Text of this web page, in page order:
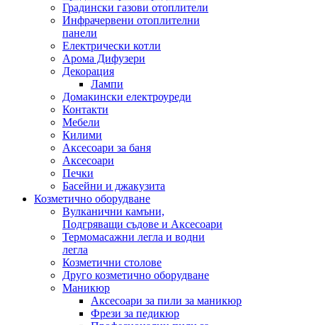
Градински газови отоплители
Инфрачервени отоплителни
панели
Електрически котли
Арома Дифузери
Декорация
Лампи
Домакински електроуреди
Контакти
Мебели
Килими
Аксесоари за баня
Аксесоари
Печки
Басейни и джакузита
Козметично оборудване
Вулканични камъни,
Подгряващи съдове и Аксесоари
Термомасажни легла и водни
легла
Козметични столове
Друго козметично оборудване
Маникюр
Аксесоари за пили за маникюр
Фрези за педикюр